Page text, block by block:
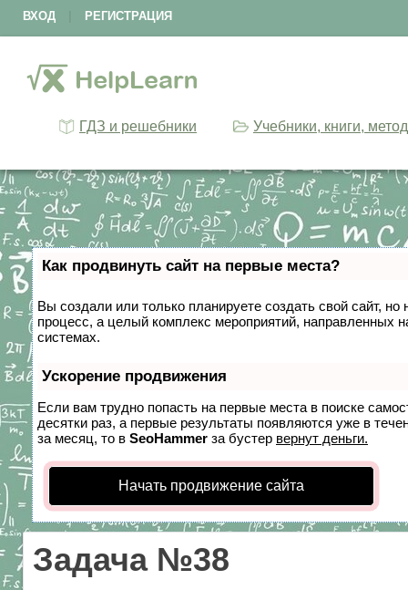
ВХОД РЕГИСТРАЦИЯ
ГДЗ и решебники Учебники, книги,
Как продвинуть сайт на первые места?
Вы создали или только планируете создать свой сайт,
процесс, а целый комплекс мероприятий, направленных
системах.
Ускорение продвижения
Если вам трудно попасть на первые места в поиске
десятки раз, а первые результаты появляются уже в
за месяц, то в SeoHammer за бустер вернут деньги.
Начать продвижение сайта
Задача №38